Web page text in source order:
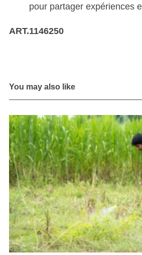
pour partager expériences
ART.1146250
You may also like